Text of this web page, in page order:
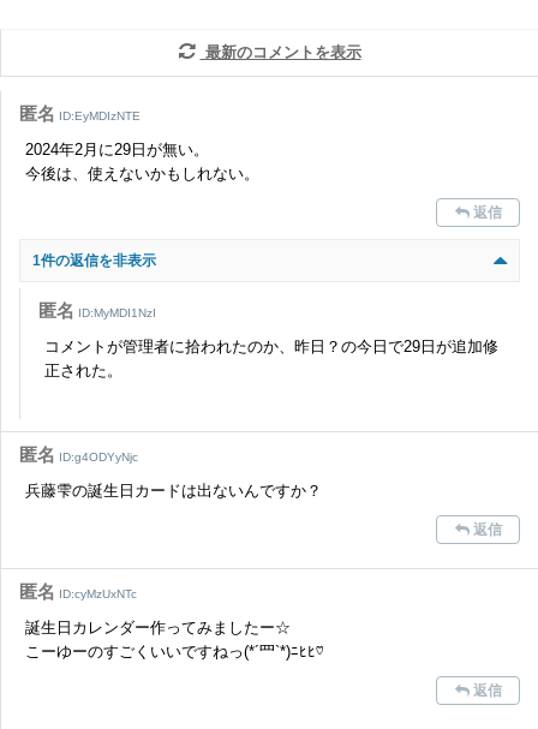
コメントの削除を申請する※投稿内容を確認後、順次対応さ
せていただきます。ご了承ください。
さい。
また、過度な利用規約の違反や、弊社に損害の及ぶ内容の書き込みがあ
った場合は、法的措置をとらせていただく場合もございますので、あら
最新のコメントを表示
匿名 ID:EyMDIzNTE
2024年2月に29日が無い。
今後は、使えないかもしれない。
返信
1件の返信を非表示
匿名 ID:MyMDI1NzI
コメントが管理者に拾われたのか、昨日？の今日で29日が追加修
正された。
匿名 ID:g4ODYyNjc
兵藤雫の誕生日カードは出ないんですか？
返信
匿名 ID:cyMzUxNTc
誕生日カレンダー作ってみましたー☆
こーゆーのすごくいいですねっ(*´罒`*)ﾆﾋﾋ♡
返信